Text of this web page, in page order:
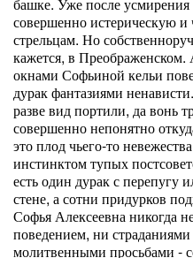
совершенно истерическую и
стрельцам. Но
кажется, в
окнами Софьиной кельи
дурак фантазиями
разве вид портили, да вонь
совершенно непонятно
это плод чьего-то
инстинктом тупых
есть один дурак с перепугу
стене, а сотни придурков
Софья Алексеевна никогда
поведением, ни
молитвенными просьбами -